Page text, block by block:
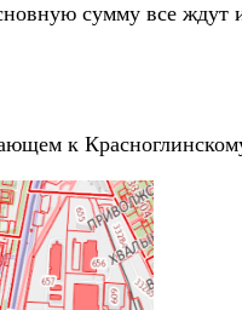
сумму все ждут
к